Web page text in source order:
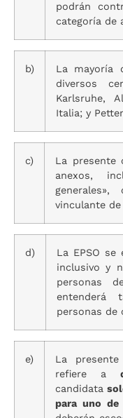
podrán
categoría de
b)
La mayoría
diversos
Karlsruhe,
Italia; y
c)
La presente
anexos,
vinculante
d)
La EPSO
inclusivo y
personas
entenderá
personas de
e)
La
refiere a
candidata
para uno de